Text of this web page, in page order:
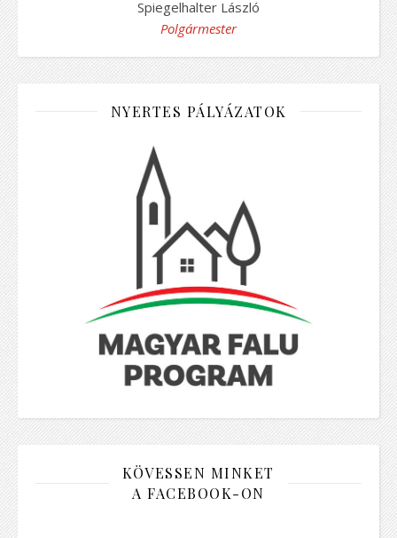
Spiegelhalter László
Polgármester
NYERTES PÁLYÁZATOK
KÖVESSEN MINKET
A FACEBOOK-ON